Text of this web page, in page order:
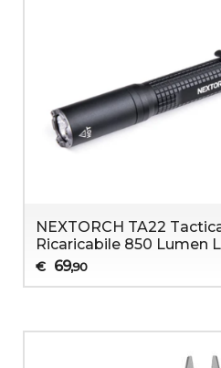
NEXTORCH TA22
Ricaricabile 850 Lumen
€ 69,90